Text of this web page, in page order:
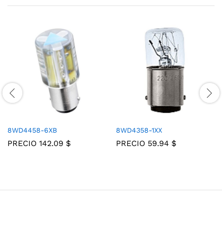
8WD4458-6XB
PRECIO 142.09 $
8WD4358-1XX
PRECIO 59.94 $